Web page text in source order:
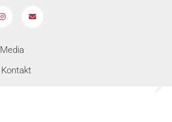
Media
Kontakt